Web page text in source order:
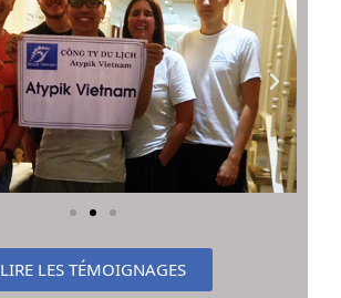
LIRE LES TÉMOIGNAGES